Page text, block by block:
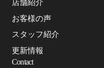
店舗紹介
お客様の声
スタッフ紹介
更新情報
Contact